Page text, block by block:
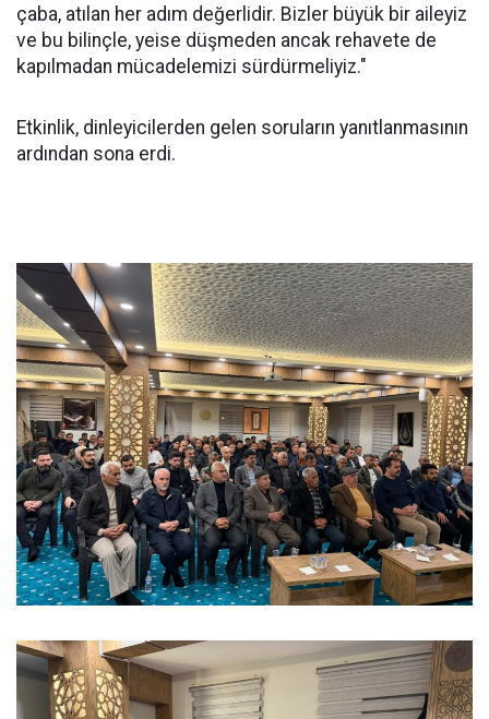
çaba, atılan her adım değerlidir. Bizler büyük bir aileyiz
ve bu bilinçle, yeise düşmeden ancak rehavete de
kapılmadan mücadelemizi sürdürmeliyiz."
Etkinlik, dinleyicilerden gelen soruların yanıtlanmasının
ardından sona erdi.